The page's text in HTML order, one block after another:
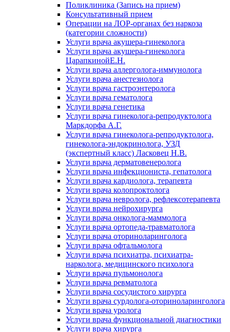
Поликлиника (Запись на прием)
Консультативный прием
Операции на ЛОР-органах без наркоза
(категории сложности)
Услуги врача акушера-гинеколога
Услуги врача акушера-гинеколога
ЦарапкинойЕ.Н.
Услуги врача аллерголога-иммунолога
Услуги врача анестезиолога
Услуги врача гастроэнтеролога
Услуги врача гематолога
Услуги врача генетика
Услуги врача гинеколога-репродуктолога
Маркдорфа А.Г.
Услуги врача гинеколога-репродуктолога,
гинеколога-эндокринолога, УЗД
(экспертный класс) Ласковец Н.В.
Услуги врача дерматовенеролога
Услуги врача инфекциониста, гепатолога
Услуги врача кардиолога, терапевта
Услуги врача колопроктолога
Услуги врача невролога, рефлексотерапевта
Услуги врача нейрохирурга
Услуги врача онколога-маммолога
Услуги врача ортопеда-травматолога
Услуги врача оториноларинголога
Услуги врача офтальмолога
Услуги врача психиатра, психиатра-
нарколога, медицинского психолога
Услуги врача пульмонолога
Услуги врача ревматолога
Услуги врача сосудистого хирурга
Услуги врача сурдолога-оториноларинголога
Услуги врача уролога
Услуги врача функциональной диагностики
Услуги врача хирурга